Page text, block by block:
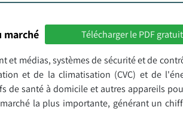
marché Télécharger le PDF gratuit
et médias, systèmes de sécurité et de
et de la climatisation (CVC) et de
santé à domicile et autres appareils
la plus importante, générant un